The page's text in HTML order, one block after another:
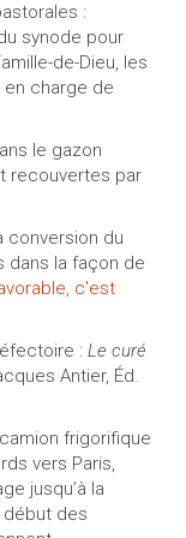
:
synode pour
de-Dieu, les
charge de
le gazon
recouvertes par
conversion du
dans la façon de
c'est
: Le curé
Antier, Éd.
frigorifique
vers Paris,
jusqu’à la
début des